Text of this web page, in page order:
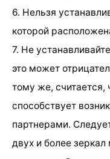
6. Нельзя
которой
7. Не
это может
тому же, считается,
способствует
партнерами.
двух и более